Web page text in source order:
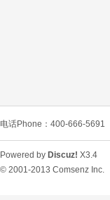
电话Phone：400-666-5691
Powered by Discuz! X3.4
© 2001-2013 Comsenz Inc.